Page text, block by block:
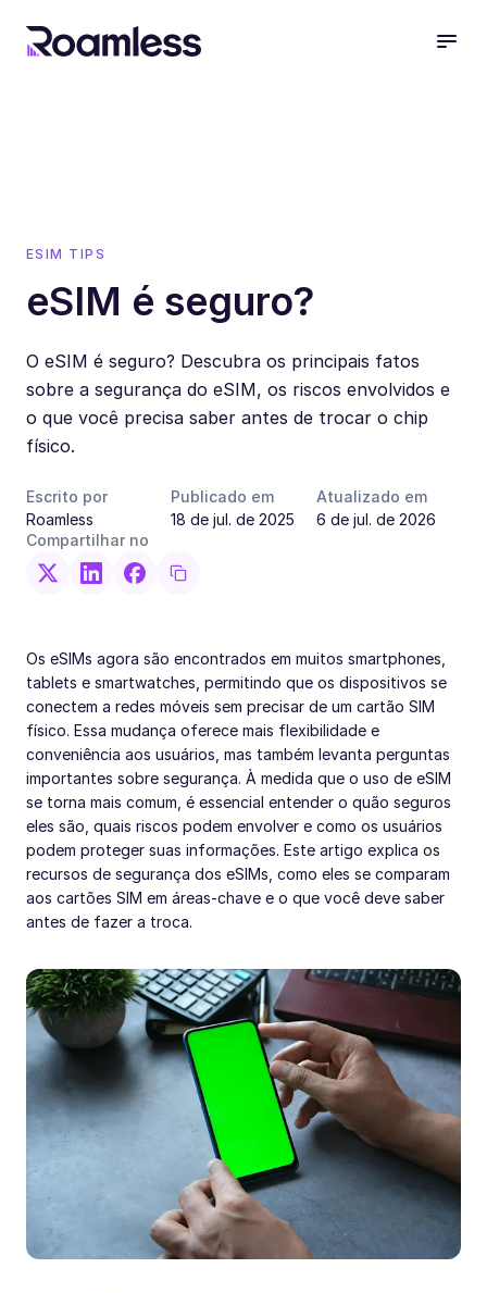
ESIM TIPS
eSIM é seguro?
O eSIM é seguro? Descubra os principais fatos
sobre a segurança do eSIM, os riscos envolvidos e
o que você precisa saber antes de trocar o chip
físico.
Escrito por
Roamless
Publicado em
18 de jul. de 2025
Atualizado em
6 de jul. de 2026
Compartilhar no
Os eSIMs agora são encontrados em muitos smartphones,
tablets e smartwatches, permitindo que os dispositivos se
conectem a redes móveis sem precisar de um cartão SIM
físico. Essa mudança oferece mais flexibilidade e
conveniência aos usuários, mas também levanta perguntas
importantes sobre segurança. À medida que o uso de eSIM
se torna mais comum, é essencial entender o quão seguros
eles são, quais riscos podem envolver e como os usuários
podem proteger suas informações. Este artigo explica os
recursos de segurança dos eSIMs, como eles se comparam
aos cartões SIM em áreas-chave e o que você deve saber
antes de fazer a troca.